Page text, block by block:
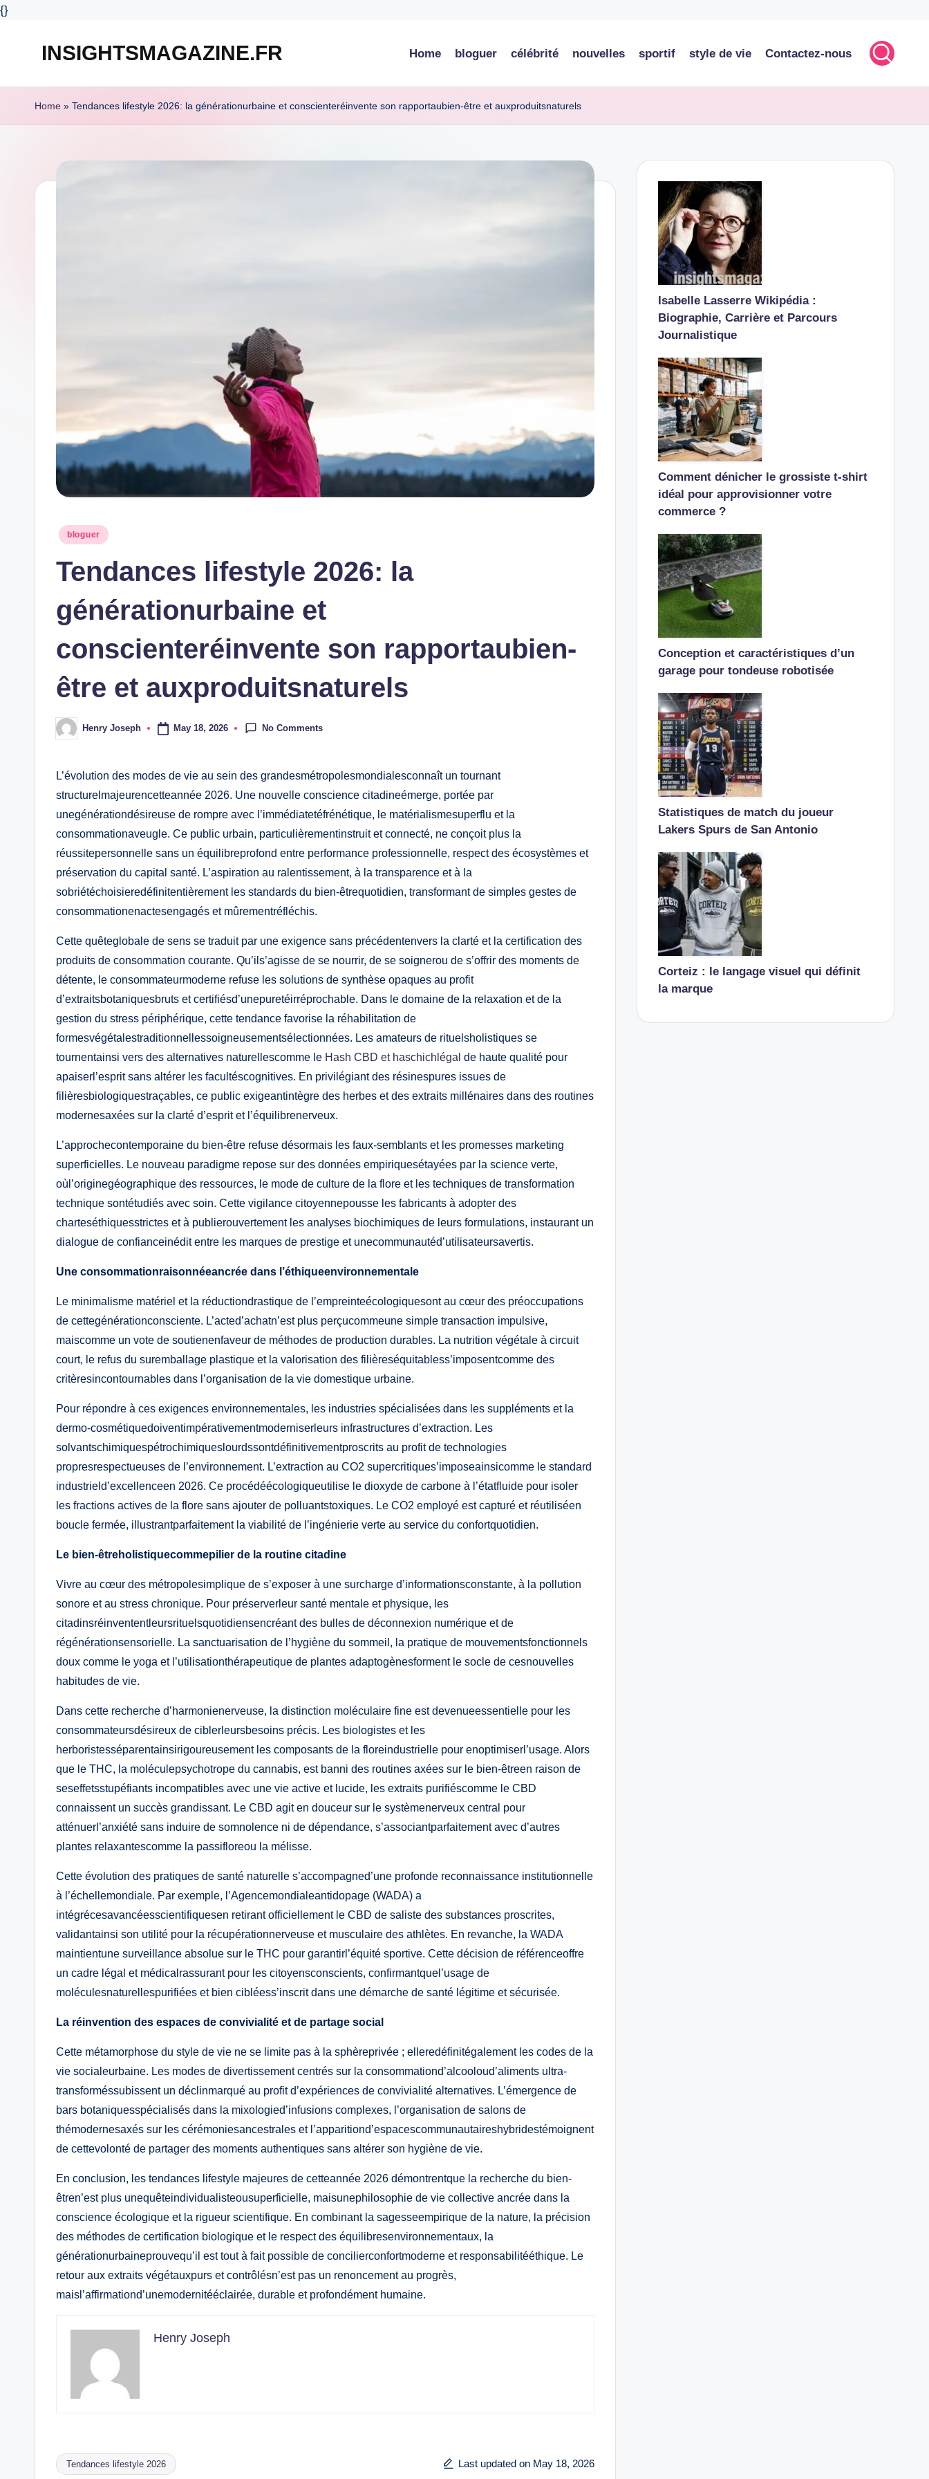
{}
INSIGHTSMAGAZINE.FR Home bloguer célébrité nouvelles sportif style de vie Contactez-nous
Home » Tendances lifestyle 2026: la générationurbaine et conscienteréinvente son rapportaubien-être et auxproduitsnaturels
Posted
bloguer
Tendances lifestyle 2026: la
générationurbaine et
conscienteréinvente son rapportaubien-
être et auxproduitsnaturels
Posted
by
Henry Joseph May 18, 2026 No Comments
L’évolution des modes de vie au sein des grandesmétropolesmondialesconnaît un tournant
structurelmajeurencetteannée 2026. Une nouvelle conscience citadineémerge, portée par
unegénérationdésireuse de rompre avec l’immédiatetéfrénétique, le matérialismesuperflu et la
consommationaveugle. Ce public urbain, particulièrementinstruit et connecté, ne conçoit plus la
réussitepersonnelle sans un équilibreprofond entre performance professionnelle, respect des écosystèmes et
préservation du capital santé. L’aspiration au ralentissement, à la transparence et à la
sobriétéchoisieredéfinitentièrement les standards du bien-êtrequotidien, transformant de simples gestes de
consommationenactesengagés et mûrementréfléchis.
Cette quêteglobale de sens se traduit par une exigence sans précédentenvers la clarté et la certification des
produits de consommation courante. Qu’ils’agisse de se nourrir, de se soignerou de s’offrir des moments de
détente, le consommateurmoderne refuse les solutions de synthèse opaques au profit
d’extraitsbotaniquesbruts et certifiésd’unepuretéirréprochable. Dans le domaine de la relaxation et de la
gestion du stress périphérique, cette tendance favorise la réhabilitation de
formesvégétalestraditionnellessoigneusementsélectionnées. Les amateurs de rituelsholistiques se
tournentainsi vers des alternatives naturellescomme le Hash CBD et haschichlégal de haute qualité pour
apaiserl’esprit sans altérer les facultéscognitives. En privilégiant des résinespures issues de
filièresbiologiquestraçables, ce public exigeantintègre des herbes et des extraits millénaires dans des routines
modernesaxées sur la clarté d’esprit et l’équilibrenerveux.
L’approchecontemporaine du bien-être refuse désormais les faux-semblants et les promesses marketing
superficielles. Le nouveau paradigme repose sur des données empiriquesétayées par la science verte,
oùl’originegéographique des ressources, le mode de culture de la flore et les techniques de transformation
technique sontétudiés avec soin. Cette vigilance citoyennepousse les fabricants à adopter des
charteséthiquesstrictes et à publierouvertement les analyses biochimiques de leurs formulations, instaurant un
dialogue de confianceinédit entre les marques de prestige et unecommunautéd’utilisateursavertis.
Une consommationraisonnéeancrée dans l’éthiqueenvironnementale
Le minimalisme matériel et la réductiondrastique de l’empreinteécologiquesont au cœur des préoccupations
de cettegénérationconsciente. L’acted’achatn’est plus perçucommeune simple transaction impulsive,
maiscomme un vote de soutienenfaveur de méthodes de production durables. La nutrition végétale à circuit
court, le refus du suremballage plastique et la valorisation des filièreséquitabless’imposentcomme des
critèresincontournables dans l’organisation de la vie domestique urbaine.
Pour répondre à ces exigences environnementales, les industries spécialisées dans les suppléments et la
dermo-cosmétiquedoiventimpérativementmoderniserleurs infrastructures d’extraction. Les
solvantschimiquespétrochimiqueslourdssontdéfinitivementproscrits au profit de technologies
propresrespectueuses de l’environnement. L’extraction au CO2 supercritiques’imposeainsicomme le standard
industrield’excellenceen 2026. Ce procédéécologiqueutilise le dioxyde de carbone à l’étatfluide pour isoler
les fractions actives de la flore sans ajouter de polluantstoxiques. Le CO2 employé est capturé et réutiliséen
boucle fermée, illustrantparfaitement la viabilité de l’ingénierie verte au service du confortquotidien.
Le bien-êtreholistiquecommepilier de la routine citadine
Vivre au cœur des métropolesimplique de s’exposer à une surcharge d’informationsconstante, à la pollution
sonore et au stress chronique. Pour préserverleur santé mentale et physique, les
citadinsréinvententleursrituelsquotidiensencréant des bulles de déconnexion numérique et de
régénérationsensorielle. La sanctuarisation de l’hygiène du sommeil, la pratique de mouvementsfonctionnels
doux comme le yoga et l’utilisationthérapeutique de plantes adaptogènesforment le socle de cesnouvelles
habitudes de vie.
Dans cette recherche d’harmonienerveuse, la distinction moléculaire fine est devenueessentielle pour les
consommateursdésireux de ciblerleursbesoins précis. Les biologistes et les
herboristesséparentainsirigoureusement les composants de la floreindustrielle pour enoptimiserl’usage. Alors
que le THC, la moléculepsychotrope du cannabis, est banni des routines axées sur le bien-êtreen raison de
seseffetsstupéfiants incompatibles avec une vie active et lucide, les extraits purifiéscomme le CBD
connaissent un succès grandissant. Le CBD agit en douceur sur le systèmenerveux central pour
atténuerl’anxiété sans induire de somnolence ni de dépendance, s’associantparfaitement avec d’autres
plantes relaxantescomme la passifloreou la mélisse.
Cette évolution des pratiques de santé naturelle s’accompagned’une profonde reconnaissance institutionnelle
à l’échellemondiale. Par exemple, l’Agencemondialeantidopage (WADA) a
intégrécesavancéesscientifiquesen retirant officiellement le CBD de saliste des substances proscrites,
validantainsi son utilité pour la récupérationnerveuse et musculaire des athlètes. En revanche, la WADA
maintientune surveillance absolue sur le THC pour garantirl’équité sportive. Cette décision de référenceoffre
un cadre légal et médicalrassurant pour les citoyensconscients, confirmantquel’usage de
moléculesnaturellespurifiées et bien cibléess’inscrit dans une démarche de santé légitime et sécurisée.
La réinvention des espaces de convivialité et de partage social
Cette métamorphose du style de vie ne se limite pas à la sphèreprivée ; elleredéfinitégalement les codes de la
vie socialeurbaine. Les modes de divertissement centrés sur la consommationd’alcooloud’aliments ultra-
transforméssubissent un déclinmarqué au profit d’expériences de convivialité alternatives. L’émergence de
bars botaniquesspécialisés dans la mixologied’infusions complexes, l’organisation de salons de
thémodernesaxés sur les cérémoniesancestrales et l’apparitiond’espacescommunautaireshybridestémoignent
de cettevolonté de partager des moments authentiques sans altérer son hygiène de vie.
En conclusion, les tendances lifestyle majeures de cetteannée 2026 démontrentque la recherche du bien-
êtren’est plus unequêteindividualisteousuperficielle, maisunephilosophie de vie collective ancrée dans la
conscience écologique et la rigueur scientifique. En combinant la sagesseempirique de la nature, la précision
des méthodes de certification biologique et le respect des équilibresenvironnementaux, la
générationurbaineprouvequ’il est tout à fait possible de concilierconfortmoderne et responsabilitééthique. Le
retour aux extraits végétauxpurs et contrôlésn’est pas un renoncement au progrès,
maisl’affirmationd’unemodernitééclairée, durable et profondément humaine.
Henry Joseph
Tags:
Tendances lifestyle 2026 Last updated on May 18, 2026
Isabelle Lasserre Wikipédia :
Biographie, Carrière et Parcours
Journalistique
Comment dénicher le grossiste t-shirt
idéal pour approvisionner votre
commerce ?
Conception et caractéristiques d’un
garage pour tondeuse robotisée
Statistiques de match du joueur
Lakers Spurs de San Antonio
Corteiz : le langage visuel qui définit
la marque